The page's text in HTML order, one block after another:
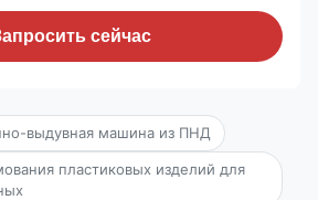
сейчас
выдувная машина из ПНД
пластиковых изделий для